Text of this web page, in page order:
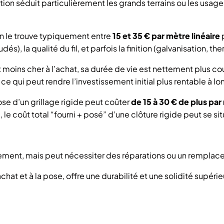
séduit particulièrement les grands terrains ou les
le trouve typiquement entre15 et 35 € par mètre linéaire
la qualité du fil, et parfois la finition (galvanisation,
cher à l’achat, sa durée de vie est nettement plus
ce qui peut rendre l’investissement initial plus rentable à
d’un grillage rigide peut coûterde 15 à 30 € de plus
coût total “fourni + posé” d’une clôture rigide peut se
mais peut nécessiter des réparations ou un
et à la pose, offre une durabilité et une solidité